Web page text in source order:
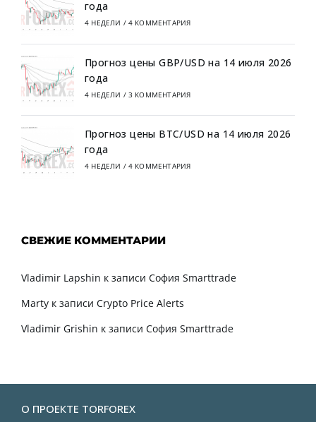
года
4 НЕДЕЛИ / 4 КОММЕНТАРИЯ
Прогноз цены GBP/USD на 14 июля 2026
года
4 НЕДЕЛИ / 3 КОММЕНТАРИЯ
Прогноз цены BTC/USD на 14 июля 2026
года
4 НЕДЕЛИ / 4 КОММЕНТАРИЯ
СВЕЖИЕ КОММЕНТАРИИ
Vladimir Lapshin к записи София Smarttrade
Marty к записи Crypto Price Alerts
Vladimir Grishin к записи София Smarttrade
О ПРОЕКТЕ TORFOREX